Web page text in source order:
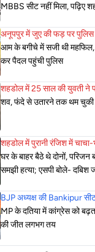
MBBS सीट नहीं मिला, पढ़िए
अनूपपुर में जुए की फड़ पर पुलिस
आम के बगीचे में सजी थी
कर पैदल पहुंची पुलिस
शहडोल में 25 साल की युवती ने
शव, फंदे से उतारने तक थम चुकी
शहडोल में पुरानी रंजिश में
घर के बाहर बैठे थे दोनों, परिजन
समझी हत्या; एसपी बोले- दबिश
BJP अध्यक्ष की Bankipur
MP के दतिया में कांग्रेस को
की जीत लगभग तय